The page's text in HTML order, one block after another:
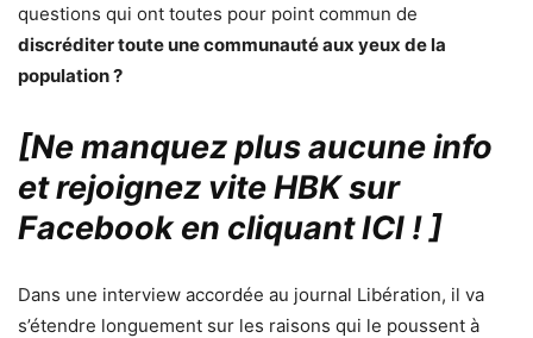
questions qui ont toutes pour point commun de
discréditer toute une communauté aux yeux de la
population ?
[Ne manquez plus aucune info
et rejoignez vite HBK sur
Facebook en cliquant ICI !]
Dans une interview accordée au journal Libération, il va
s’étendre longuement sur les raisons qui le poussent à